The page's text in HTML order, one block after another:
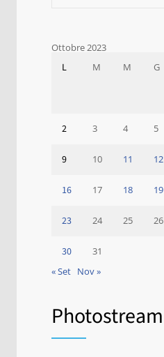
Ottobre 2023
L M M G
2 3 4 5
9 10 11 12
16 17 18 19
23 24 25 26
30
31
« Set Nov »
Photostream